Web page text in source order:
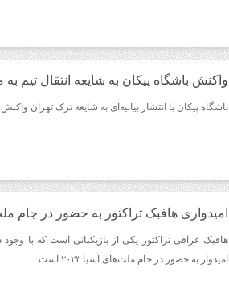
واکنش باشگاه پیکان به شایعه انتقال تیم
باشگاه پیکان با انتشار بیانیه‌ای به شایعه ترک تهران
امیدواری هافبک تراکتور به حضور در جام
هافبک عراقی تراکتور یکی از بازیکنانی است که با
امیدوار به حضور در جام ملت‌های آسیا ۲۰۲۳ است.